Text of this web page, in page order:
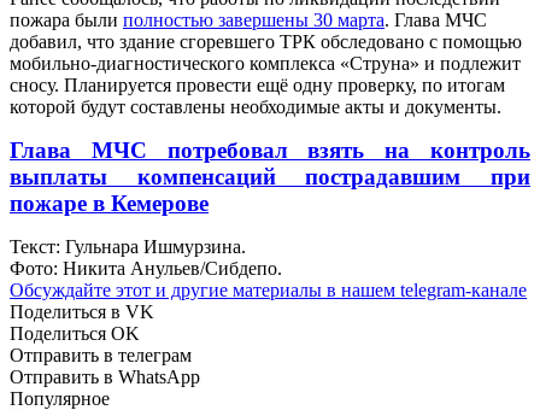
пожара были полностью завершены 30 марта. Глава МЧС
добавил, что здание сгоревшего ТРК обследовано с помощью
мобильно-диагностического комплекса «Струна» и подлежит
сносу. Планируется провести ещё одну проверку, по итогам
которой будут составлены необходимые акты и документы.
Глава МЧС потребовал взять на контроль
выплаты компенсаций пострадавшим при
пожаре в Кемерове
Текст: Гульнара Ишмурзина.
Фото: Никита Анульев/Сибдепо.
Обсуждайте этот и другие материалы в нашем telegram-канале
Поделиться в VK
Поделиться OK
Отправить в телеграм
Отправить в WhatsApp
Популярное